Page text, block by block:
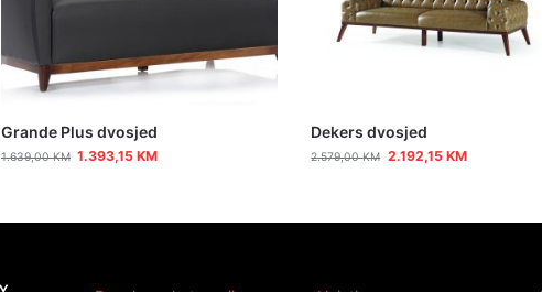
Grande Plus dvosjed
1.639,00KM 1.393,15KM
Dekers dvosjed
2.579,00KM 2.192,15 KM